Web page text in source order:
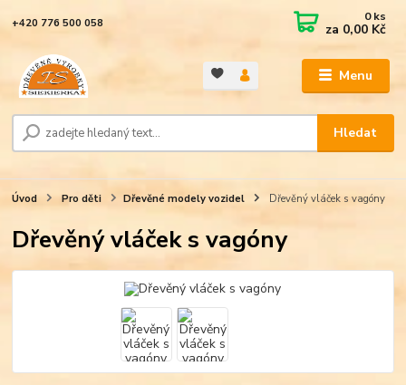
Menu
Hledat
+420 776 500 058 0ks
za 0,00 Kč
Úvod Pro děti Dřevěné modely vozidel Dřevěný vláček s vagóny
Dřevěný vláček s vagóny